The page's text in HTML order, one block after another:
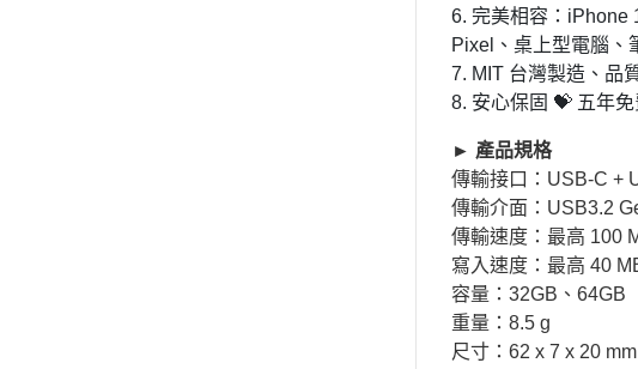
6. 完美相容：iPhone
Pixel、桌上型電腦、
7. MIT 台灣製造、品
8. 安心保固 💝 五年
► 產品規格
傳輸接口：USB-C +
傳輸介面：USB3.2
傳輸速度：最高 100
寫入速度：最高 40
容量：32GB、64GB
重量：8.5 g
尺寸：62 x 7 x 20 mm